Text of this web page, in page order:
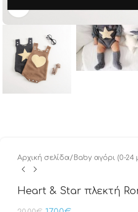
Αρχική σελίδα/ Baby αγόρι (0-24
Heart & Star πλεκτή